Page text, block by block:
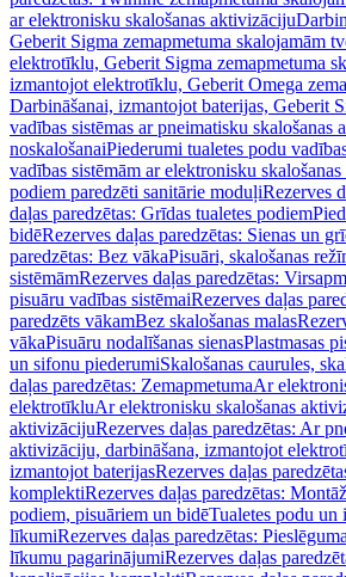
ar elektronisku skalošanas aktivizāciju
Geberit Sigma zemapmetuma skalojamām
elektrotīklu, Geberit Sigma zemapmetuma
izmantojot elektrotīklu, Geberit Omega
Darbināšanai, izmantojot baterijas, Geberit
vadības sistēmas ar pneimatisku skalošanas
noskalošanaiPiederumi tualetes podu
vadības sistēmām ar elektronisku
podiem paredzēti sanitārie moduļiRezerves
daļas paredzētas: Grīdas tualetes podiem
bidēRezerves daļas paredzētas: Sienas un
paredzētas: Bez vākaPisuāri, skalošanas
sistēmāmRezerves daļas paredzētas:
pisuāru vadības sistēmaiRezerves daļas
paredzēts vākamBez skalošanas malas
vākaPisuāru nodalīšanas sienasPlastmasas
un sifonu piederumiSkalošanas caurules,
daļas paredzētas: ZemapmetumaAr
elektrotīkluAr elektronisku skalošanas
aktivizācijuRezerves daļas paredzētas: Ar
aktivizāciju, darbināšana, izmantojot
izmantojot baterijasRezerves daļas
komplektiRezerves daļas paredzētas:
podiem, pisuāriem un bidēTualetes podu
līkumiRezerves daļas paredzētas:
līkumu pagarinājumiRezerves daļas